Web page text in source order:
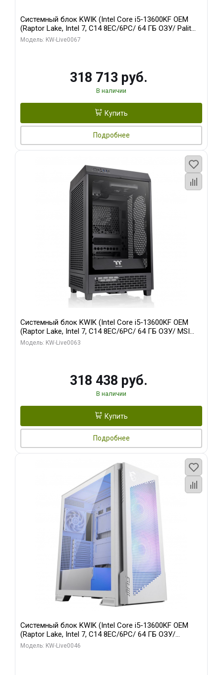
Системный блок KWIK (Intel Core i5-13600KF OEM
(Raptor Lake, Intel 7, C14 8EC/6PC/ 64 ГБ ОЗУ/ Palit
RTX5080 GAMINGPRO OC 16GB GDDR7 256bit 3xDP
Модель: KW-Live0067
318 713 руб.
В наличии
Купить
Подробнее
Системный блок KWIK (Intel Core i5-13600KF OEM
(Raptor Lake, Intel 7, C14 8EC/6PC/ 64 ГБ ОЗУ/ MSI
RTX5080 VENTUS 3X OC 16GB GDDR7 256bit 3xDP
Модель: KW-Live0063
318 438 руб.
В наличии
Купить
Подробнее
Системный блок KWIK (Intel Core i5-13600KF OEM
(Raptor Lake, Intel 7, C14 8EC/6PC/ 64 ГБ ОЗУ/
Gigabyte RTX5060Ti GAMING OC 8GB GDDR7 128bit
Модель: KW-Live0046